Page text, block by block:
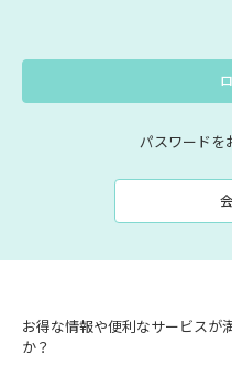
パスワードを
お得な情報や便利なサービスが
か？